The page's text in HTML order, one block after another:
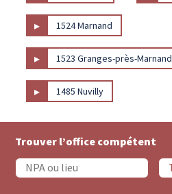
▸ 1524 Marnand
▸ 1523 Granges-près-Marnand
▸ 1485 Nuvilly
Trouver l’office compétent